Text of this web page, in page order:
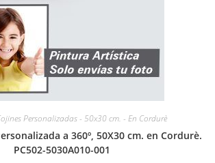
Personalizadas - 50x30 cm. - En Cordurè
a 360º, 50X30 cm. en Cordurè.
PC502-5030A010-001